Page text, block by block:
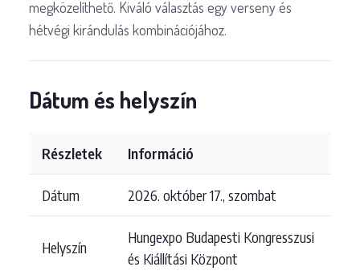
megközelíthető. Kiváló választás egy verseny és
hétvégi kirándulás kombinációjához.
Dátum és helyszín
Részletek Információ
Dátum 2026. október 17., szombat
Helyszín
Hungexpo Budapesti Kongresszusi
és Kiállítási Központ